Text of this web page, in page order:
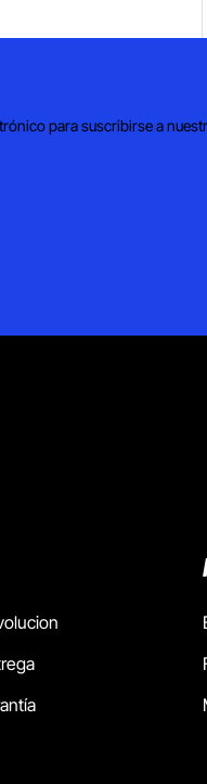
para suscribirse a